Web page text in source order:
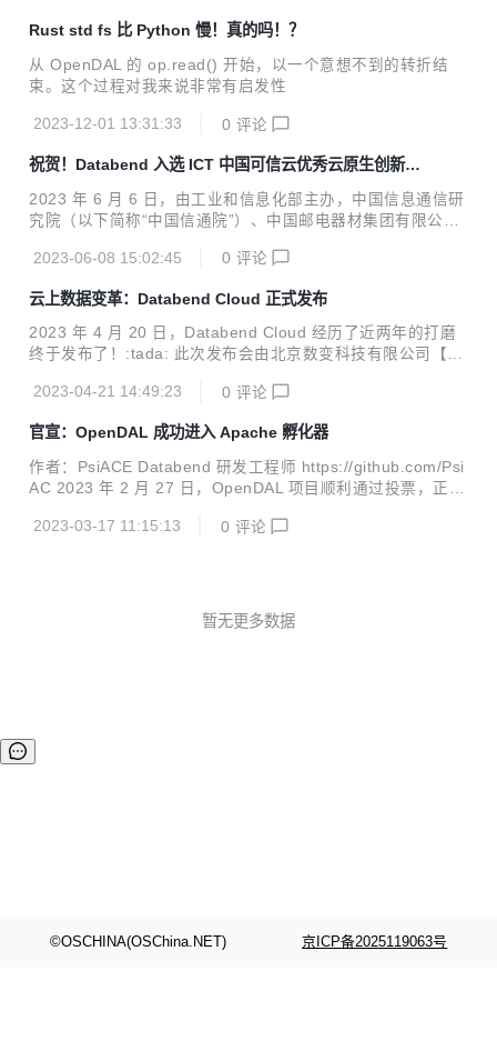
Rust std fs 比 Python 慢！真的吗！？
从 OpenDAL 的 op.read() 开始，以一个意想不到的转折结
束。这个过程对我来说非常有启发性
2023-12-01 13:31:33 0 评论
祝贺！Databend 入选 ICT 中国可信云优秀云原生创新案
例
2023 年 6 月 6 日，由工业和信息化部主办，中国信息通信研
究院（以下简称“中国信通院”）、中国邮电器材集团有限公司
发展论坛”在北京召开。本届论坛以“云智原生新底座，数实融
评选结果。其中 「新一代云原生数据仓库 Databend 」荣获
2023 年度云原生技术创新领航者-云原生技术创新案例。 Dat
abend 是一款开源、弹性、低成本，基于对象存储也可以做实
数百倍的算力，可以为企业提供了一个集中式的平台，用于存
2023-06-08 15:02:45 0 评论
云上数据变革：Databend Cloud 正式发布
2023 年 4 月 20 日，Databend Cloud 经历了近两年的打磨
终于发布了！:tada: 此次发布会由北京数变科技有限公司【Da
于云原生数仓 Databend 实现了云简单易用的大数据分析场
Cloud 平台负责人-李亚舟以及阿里云智能资深产品运营专家-
蔡亮伟，在本次发布会上的分享总结。 :raising_hand: 本次发
布会分为三个部分： 第一部分：王吟，李亚舟分享：「 云上
数据变革， Databend Cloud 发布 」 ...
2023-04-21 14:49:23 0 评论
官宣：OpenDAL 成功进入 Apache 孵化器
作者：PsiACE Databend 研发工程师 https://github.com/Psi
AC 2023 年 2 月 27 日，OpenDAL 项目顺利通过投票，正式
F）的孵化器（Incubator），成为 ASF 的一个孵化项目（po
可和支持。 Apache 孵化器成立于 2002 年10月，为那些意图
2023-03-17 11:15:13 0 评论
暂无更多数据
©OSCHINA(OSChina.NET) 京ICP备2025119063号